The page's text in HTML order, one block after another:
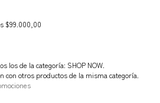
$99.000,00
los de la categoría: SHOP NOW.
con otros productos de la misma categoría.